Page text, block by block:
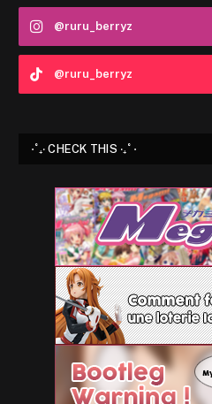
@ruru_berryz
@ruru_berryz
⋅˚₊‧ CHECK THIS ‧₊˚ ⋅